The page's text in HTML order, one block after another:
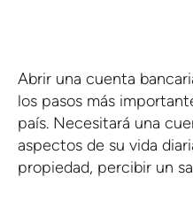
Abrir una cuenta
los pasos más
país. Necesitará una
aspectos de su vida
propiedad, percibir un